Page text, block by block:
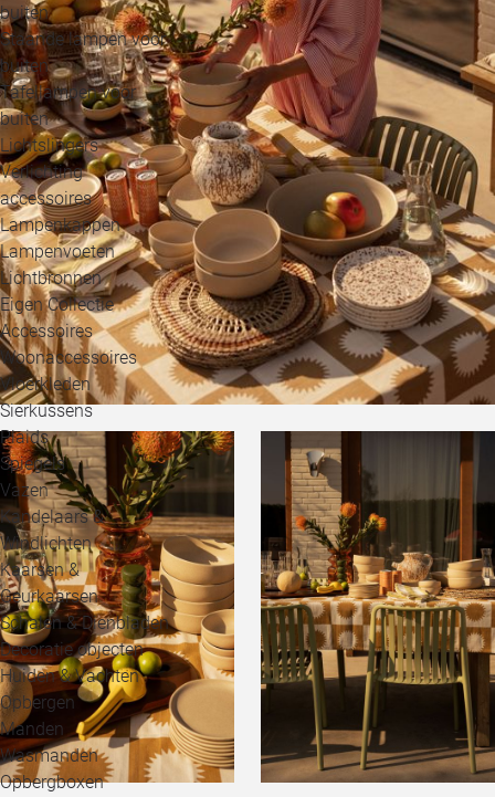
buiten
Staande lampen voor
buiten
Tafellampen voor
buiten
Lichtslingers
Verlichting
accessoires
Lampenkappen
Lampenvoeten
Lichtbronnen
Eigen Collectie
Accessoires
Woonaccessoires
Vloerkleden
Sierkussens
Plaids
Spiegels
Vazen
Kandelaars &
Windlichten
Kaarsen &
Geurkaarsen
Schalen & Dienbladen
Decoratie objecten
Huiden & Vachten
Opbergen
Manden
Wasmanden
Opbergboxen